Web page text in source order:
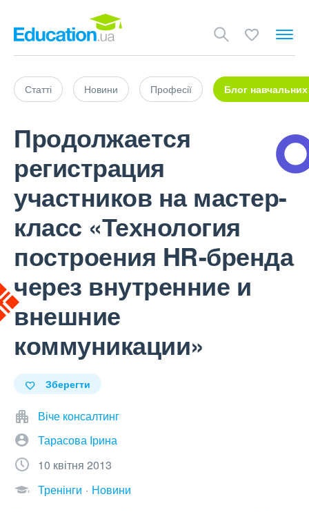
Статті Новини Професії Блог навчальних
Продолжается
регистрация
участников на мастер-
класс «Технология
построения HR-бренда
через внутренние и
внешние
коммуникации»
Зберегти
Віче консалтинг
Тарасова Ірина
10 квітня 2013
Тренінги
Новини